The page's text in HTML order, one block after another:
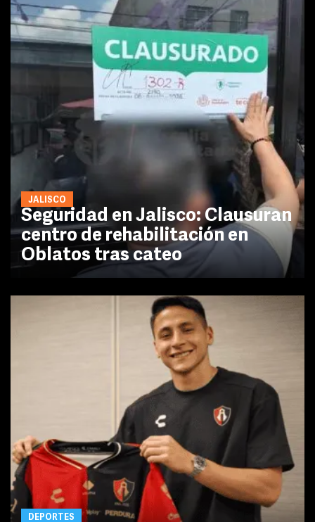
JALISCO
Seguridad en Jalisco: Clausuran
centro de rehabilitación en
Oblatos tras cateo
DEPORTES